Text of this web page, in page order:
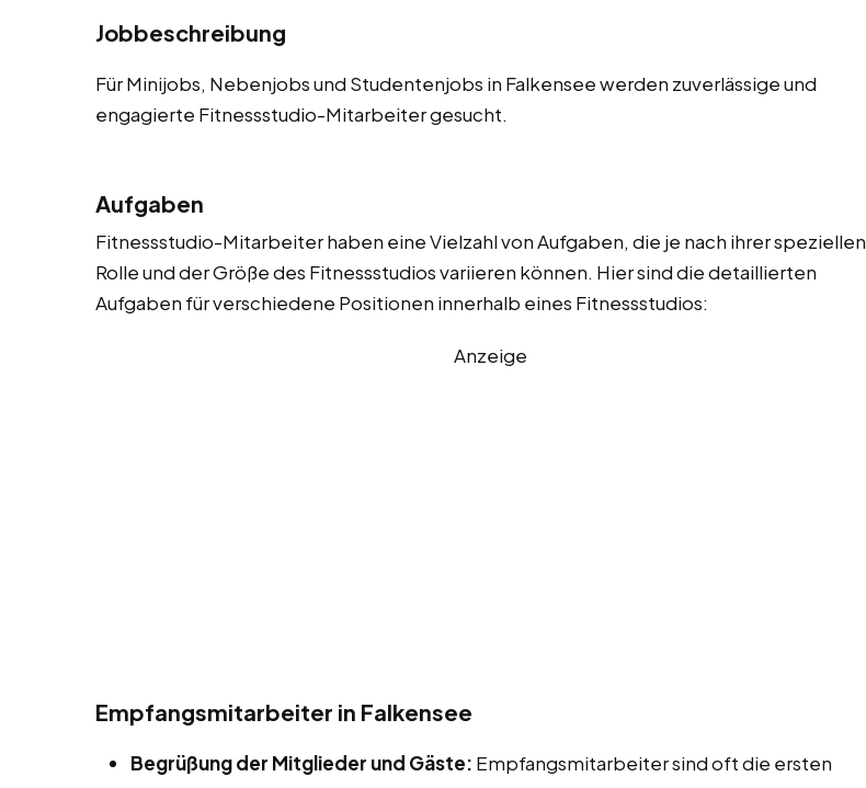
Jobbeschreibung
Für Minijobs, Nebenjobs und Studentenjobs in Falkensee werden zuverlässige und
engagierte Fitnessstudio-Mitarbeiter gesucht.
Aufgaben
Fitnessstudio-Mitarbeiter haben eine Vielzahl von Aufgaben, die je nach ihrer speziellen
Rolle und der Größe des Fitnessstudios variieren können. Hier sind die detaillierten
Aufgaben für verschiedene Positionen innerhalb eines Fitnessstudios:
Anzeige
Empfangsmitarbeiter in Falkensee
Begrüßung der Mitglieder und Gäste: Empfangsmitarbeiter sind oft die ersten